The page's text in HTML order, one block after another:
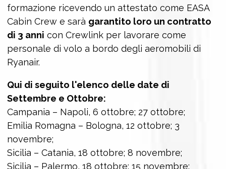
formazione ricevendo un attestato come EASA
Cabin Crew e sarà garantito loro un contratto
di 3 anni con Crewlink per lavorare come
personale di volo a bordo degli aeromobili di
Ryanair.
Qui di seguito l'elenco delle date di
Settembre e Ottobre:
Campania – Napoli, 6 ottobre; 27 ottobre;
Emilia Romagna – Bologna, 12 ottobre; 3
novembre;
Sicilia – Catania, 18 ottobre; 8 novembre;
Sicilia – Palermo, 18 ottobre; 15 novembre;